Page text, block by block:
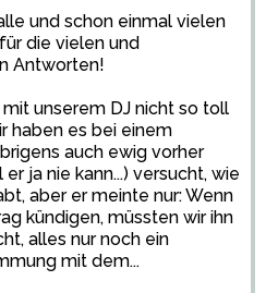
und schon einmal vielen
die vielen und
Antworten!
unserem DJ nicht so toll
haben es bei einem
auch ewig vorher
ja nie kann...) versucht, wie
aber er meinte nur: Wenn
kündigen, müssten wir ihn
alles nur noch ein
mit dem...